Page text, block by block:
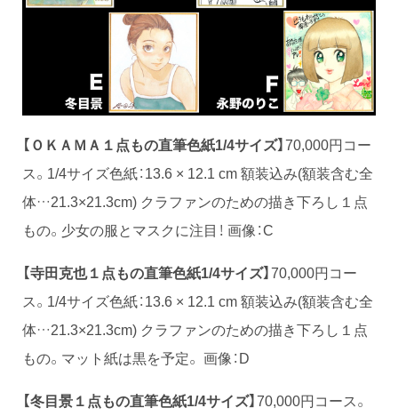
【ＯＫＡＭＡ１点もの直筆色紙1/4サイズ】70,000円コー
ス。1/4サイズ色紙：13.6 × 12.1 cm 額装込み(額装含む全
体…21.3×21.3cm) クラファンのための描き下ろし１点
もの。少女の服とマスクに注目！ 画像：C
【寺田克也１点もの直筆色紙1/4サイズ】70,000円コー
ス。1/4サイズ色紙：13.6 × 12.1 cm 額装込み(額装含む全
体…21.3×21.3cm) クラファンのための描き下ろし１点
もの。マット紙は黒を予定。 画像：D
【冬目景１点もの直筆色紙1/4サイズ】70,000円コース。